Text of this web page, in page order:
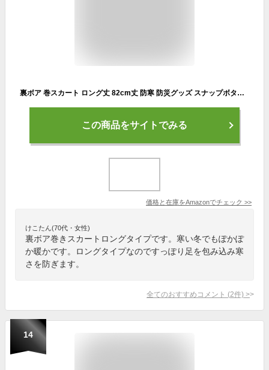
裏ボア 巻スカート ロング丈 82cm丈 防寒 防災グッズ スナップボタン サイズ調節可能 災害時用布団 オフィス 冷え防止 ひざ掛け S~LL対応 (ブラック)
この商品をサイトでみる
価格と在庫をAmazonでチェック >>
けこたん(70代・女性)
裏ボア巻きスカートロングタイプです。寒い冬でもぽかぽ
か暖かです。ロングタイプなのですっぽり足を包み込み寒
さを防ぎます。
全てのおすすめコメント (2件) >
14